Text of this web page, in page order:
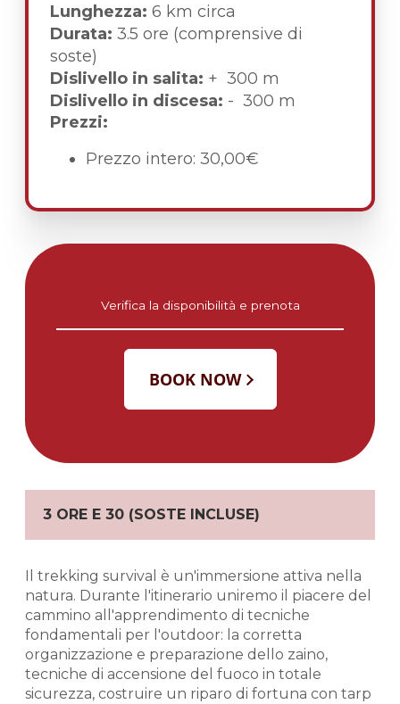
Lunghezza: 6 km circa
Durata: 3.5 ore (comprensive di
soste)
Dislivello in salita: + 300 m
Dislivello in discesa: - 300 m
Prezzi:
Prezzo intero: 30,00€
Verifica la disponibilità e prenota
3 ORE E 30 (SOSTE INCLUSE)
Il trekking survival è un'immersione attiva nella
natura. Durante l'itinerario uniremo il piacere del
cammino all'apprendimento di tecniche
fondamentali per l'outdoor: la corretta
organizzazione e preparazione dello zaino,
tecniche di accensione del fuoco in totale
sicurezza, costruire un riparo di fortuna con tarp